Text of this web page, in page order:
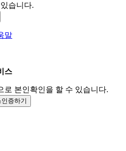
습니다.
말
스
로 본인확인을 할 수 있습니다.
인증하기